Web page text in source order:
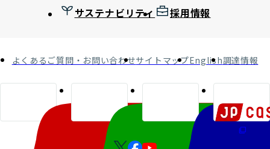
サステナビリティ 採用情報
よくあるご質問・お問い合わせサイトマップEnglish調達情報